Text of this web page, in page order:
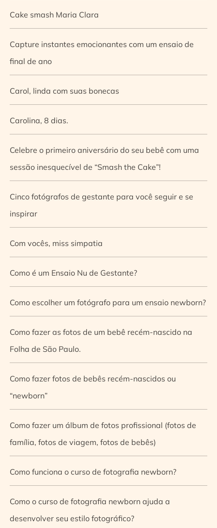
Cake smash Maria Clara
Capture instantes emocionantes com um ensaio de
final de ano
Carol, linda com suas bonecas
Carolina, 8 dias.
Celebre o primeiro aniversário do seu bebê com uma
sessão inesquecível de “Smash the Cake”!
Cinco fotógrafos de gestante para você seguir e se
inspirar
Com vocês, miss simpatia
Como é um Ensaio Nu de Gestante?
Como escolher um fotógrafo para um ensaio newborn?
Como fazer as fotos de um bebê recém-nascido na
Folha de São Paulo.
Como fazer fotos de bebês recém-nascidos ou
“newborn”
Como fazer um álbum de fotos profissional (fotos de
família, fotos de viagem, fotos de bebês)
Como funciona o curso de fotografia newborn?
Como o curso de fotografia newborn ajuda a
desenvolver seu estilo fotográfico?